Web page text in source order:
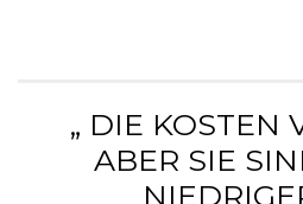
„ DIE KOSTEN
ABER SIE